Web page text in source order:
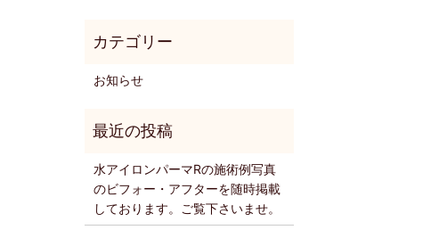
お知らせ
水アイロンパーマRの施術例写真
のビフォー・アフターを随時掲載
しております。ご覧下さいませ。